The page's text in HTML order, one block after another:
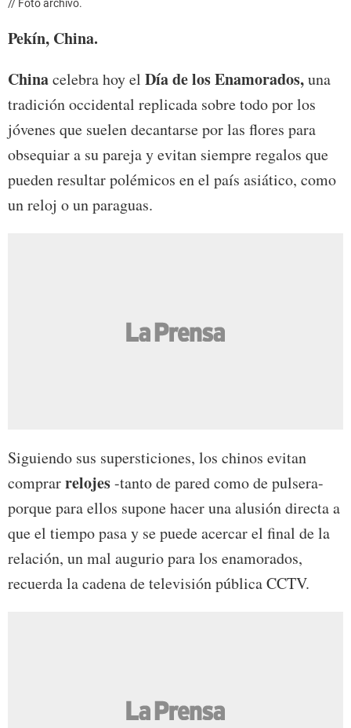
// Foto archivo.
Pekín, China.
Chinacelebra hoy el Día de los Enamorados,una
tradición occidental replicada sobre todo por los
jóvenes que suelen decantarse por las flores para
obsequiar a su pareja y evitan siempre regalos que
pueden resultar polémicos en el país asiático, como
un reloj o un paraguas.
Siguiendo sus supersticiones, los chinos evitan
comprarrelojes-tanto de pared como de pulsera-
porque para ellos supone hacer una alusión directa a
que el tiempo pasa y se puede acercar el final de la
relación, un mal augurio para los enamorados,
recuerda la cadena de televisión pública CCTV.